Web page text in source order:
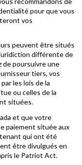
pour que vous
vos
peuvent être situés
différente de
de poursuivre une
tiers, vos
les lois de la
ou celles de la
situées.
et que votre
paiement située aux
qui ont été
être divulgués en
le Patriot Act.